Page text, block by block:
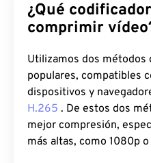
¿Qué
comprimir
Utilizamos dos métodos
populares, compatibles
dispositivos y
H.265 . De estos dos
mejor compresión,
más altas, como 1080p